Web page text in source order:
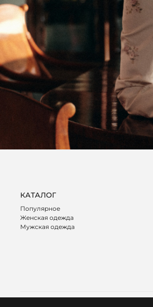
КАТАЛОГ
Популярное
Женская одежда
Мужская одежда